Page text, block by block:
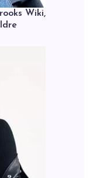
Wiki,